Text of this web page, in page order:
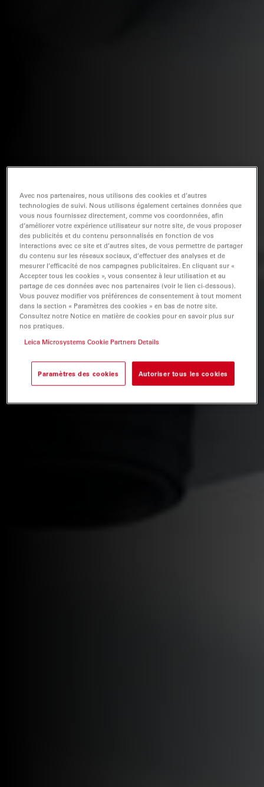
Avec nos partenaires, nous utilisons des cookies et d’autres
technologies de suivi. Nous utilisons également certaines données que
vous nous fournissez directement, comme vos coordonnées, afin
d’améliorer votre expérience utilisateur sur notre site, de vous proposer
des publicités et du contenu personnalisés en fonction de vos
interactions avec ce site et d’autres sites, de vous permettre de partager
du contenu sur les réseaux sociaux, d’effectuer des analyses et de
mesurer l’efficacité de nos campagnes publicitaires. En cliquant sur «
Accepter tous les cookies », vous consentez à leur utilisation et au
partage de ces données avec nos partenaires (voir le lien ci-dessous).
Vous pouvez modifier vos préférences de consentement à tout moment
dans la section « Paramètres des cookies » en bas de notre site.
Consultez notre Notice en matière de cookies pour en savoir plus sur
nos pratiques.
Leica Microsystems Cookie Partners Details
Paramètres des cookies Autoriser tous les cookies